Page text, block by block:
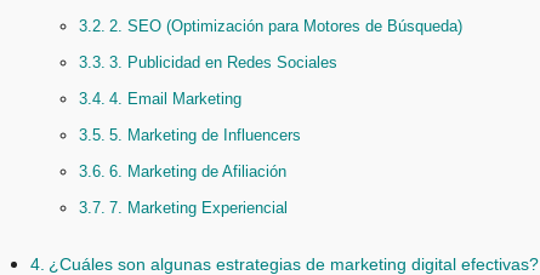
2. SEO (Optimización para Motores de Búsqueda)
3. Publicidad en Redes Sociales
4. Email Marketing
5. Marketing de Influencers
6. Marketing de Afiliación
7. Marketing Experiencial
¿Cuáles son algunas estrategias de marketing digital efectivas?